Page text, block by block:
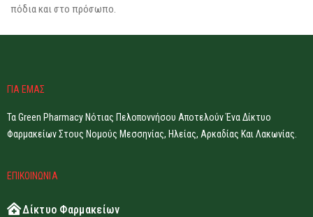
πόδια και στο πρόσωπο.
ΓΙΑ ΕΜΑΣ
Τα Green Pharmacy Νότιας Πελοποννήσου Αποτελούν Ένα Δίκτυο
Φαρμακείων Στους Νομούς Μεσσηνίας, Ηλείας, Αρκαδίας Και Λακωνίας.
ΕΠΙΚΟΙΝΩΝΙΑ
Δίκτυο Φαρμακείων